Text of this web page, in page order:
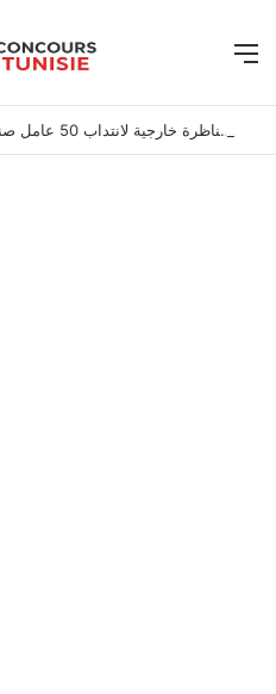
المعهد الوطني للتراث: مناظرة خارجية لانتداب 50 عامل صنف 1 – آخر أجل 21 أوت 2026